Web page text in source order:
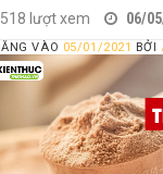
lượt xem 06/
VÀO 05/01/2021 BỞI